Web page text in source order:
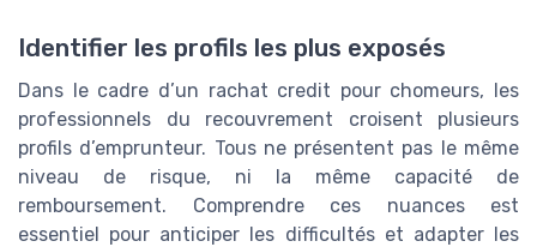
Identifier les profils les plus exposés
Dans le cadre d’un rachat credit pour chomeurs, les
professionnels du recouvrement croisent plusieurs
profils d’emprunteur. Tous ne présentent pas le même
niveau de risque, ni la même capacité de
remboursement. Comprendre ces nuances est
essentiel pour anticiper les difficultés et adapter les